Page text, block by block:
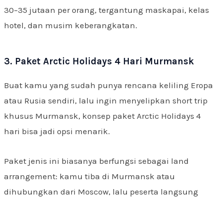
30–35 jutaan per orang, tergantung maskapai, kelas
hotel, dan musim keberangkatan.
3. Paket Arctic Holidays 4 Hari Murmansk
Buat kamu yang sudah punya rencana keliling Eropa
atau Rusia sendiri, lalu ingin menyelipkan short trip
khusus Murmansk, konsep paket Arctic Holidays 4
hari bisa jadi opsi menarik.
Paket jenis ini biasanya berfungsi sebagai land
arrangement: kamu tiba di Murmansk atau
dihubungkan dari Moscow, lalu peserta langsung